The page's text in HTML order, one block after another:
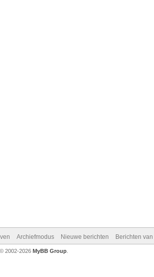
Archiefmodus Nieuwe berichten Berichten
, © 2002-2026 MyBB Group